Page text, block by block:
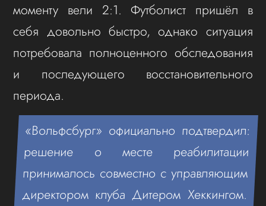
моменту вели 2:1. Футболист пришёл в
себя довольно быстро, однако ситуация
потребовала полноценного обследования
и последующего восстановительного
периода.
«Вольфсбург» официально подтвердил:
решение о месте реабилитации
принималось совместно с управляющим
директором клуба Дитером Хеккингом.